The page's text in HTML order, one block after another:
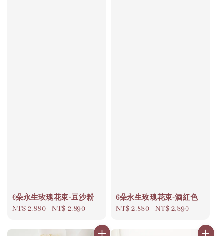
6朵永生玫瑰花束-豆沙粉
Regular
NT$ 2,880 -NT$ 2,890
6朵永生玫瑰花束-酒紅色
Regular
NT$ 2,880 -NT$ 2,890